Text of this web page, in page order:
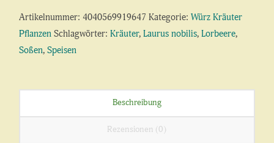
Artikelnummer:4040569919647 Kategorie:Würz Kräuter
Pflanzen Schlagwörter:Kräuter,Laurus nobilis,Lorbeere,
Soßen,Speisen
Beschreibung
Rezensionen (0)